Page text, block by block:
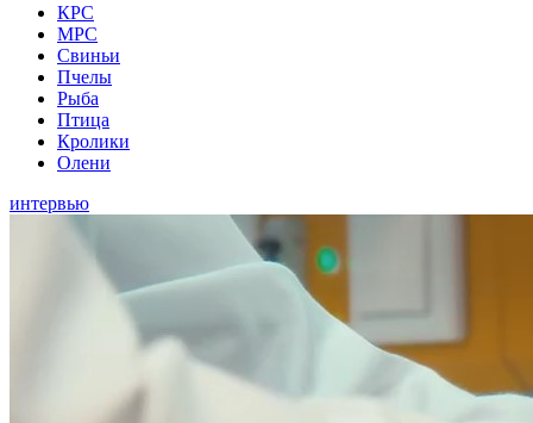
КРС
МРС
Свиньи
Пчелы
Рыба
Птица
Кролики
Олени
интервью